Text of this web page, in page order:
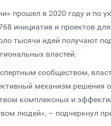
прошел в 2020 году и по
инициатив и проектов
тысячи идей получают
властей.
сообществом,
механизм решения
комплексных и
людей», – подчеркнул